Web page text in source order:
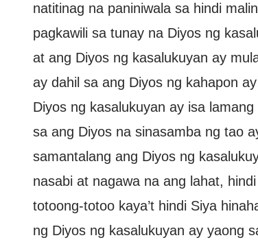
natitinag na paniniwala sa hindi
pagkawili sa tunay na Diyos ng
at ang Diyos ng kasalukuyan ay
ay dahil sa ang Diyos ng kahapon
Diyos ng kasalukuyan ay isa
sa ang Diyos na sinasamba ng tao
samantalang ang Diyos ng
nasabi at nagawa na ang lahat,
totoong-totoo kaya’t hindi Siya
ng Diyos ng kasalukuyan ay yaong